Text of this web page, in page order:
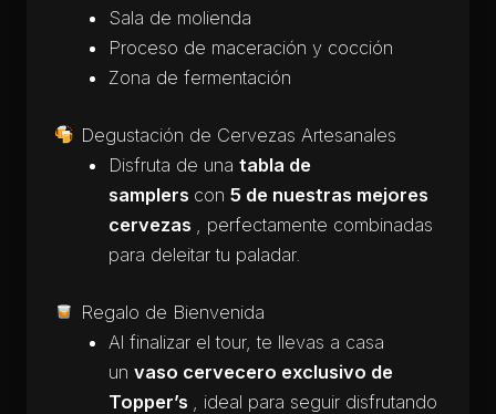
Sala de molienda
Proceso de maceración y cocción
Zona de fermentación
Degustación de Cervezas Artesanales
Disfruta de unatabla de
samplers con5 de nuestras mejores
cervezas
, perfectamente combinadas
para deleitar tu paladar.
Regalo de Bienvenida
Al finalizar el tour, te llevas a casa
unvaso cervecero exclusivo de
Topper’s
, ideal para seguir disfrutando